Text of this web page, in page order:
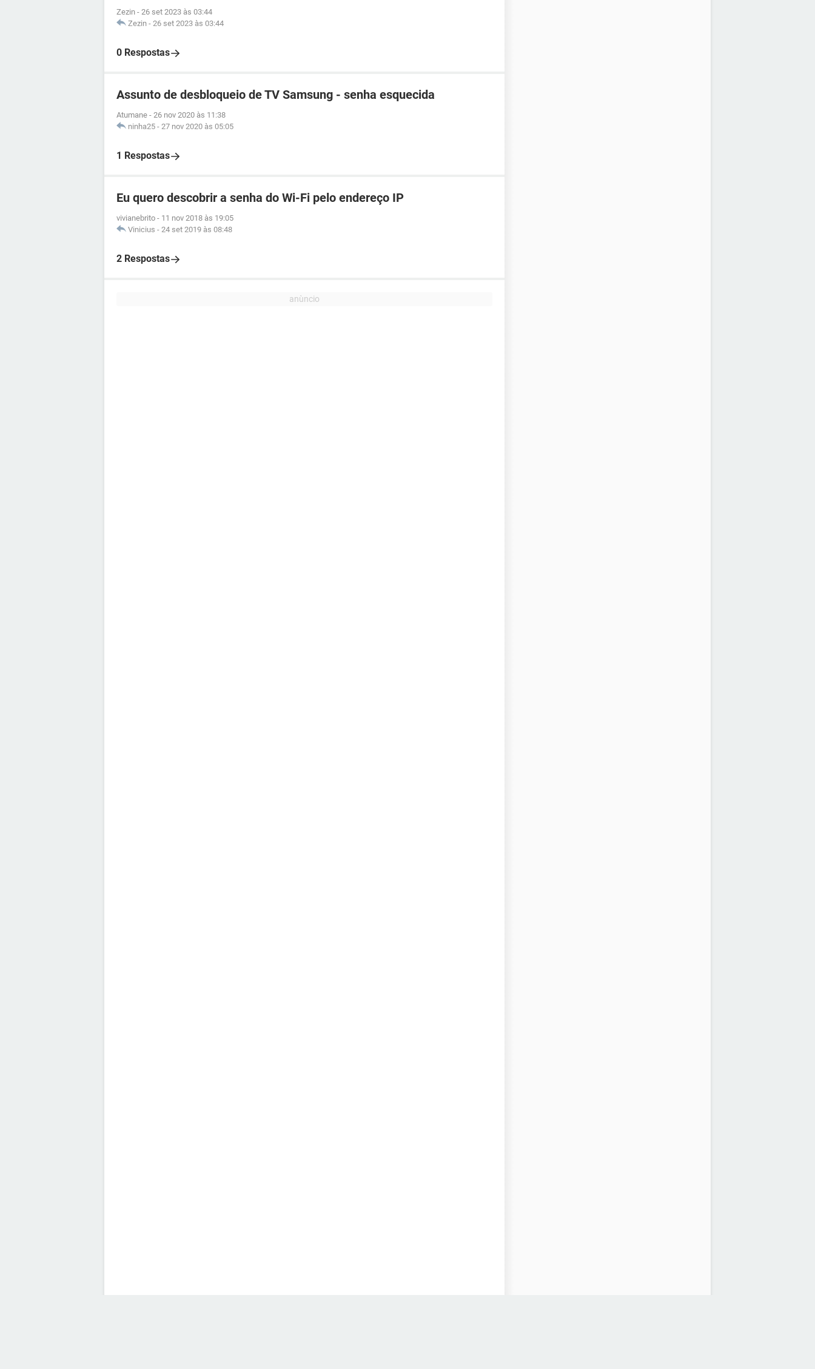
Zezin - 26 set 2023 às 03:44
Zezin - 26 set 2023 às 03:44
0 Respostas
Assunto de desbloqueio de TV Samsung - senha esquecida
Atumane - 26 nov 2020 às 11:38
ninha25 - 27 nov 2020 às 05:05
1 Respostas
Eu quero descobrir a senha do Wi-Fi pelo endereço IP
vivianebrito - 11 nov 2018 às 19:05
Vinicius - 24 set 2019 às 08:48
2 Respostas